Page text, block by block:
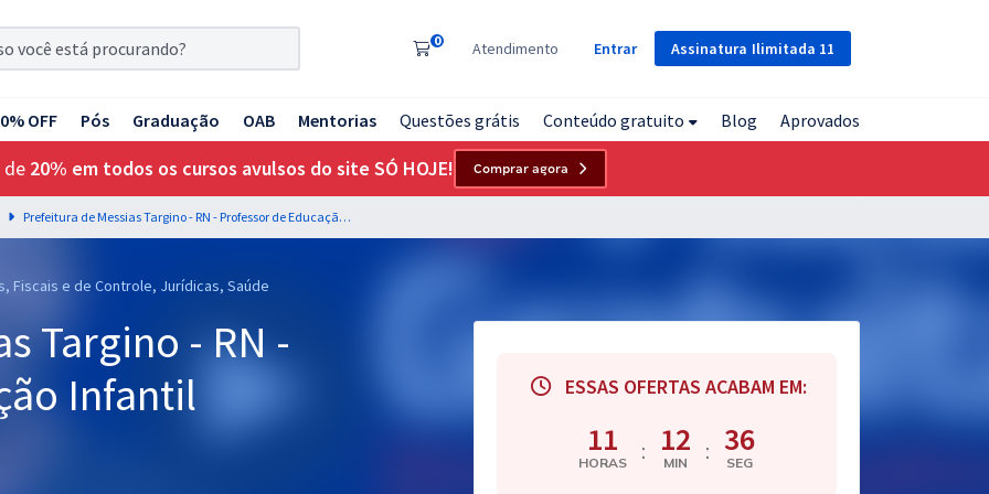
Assinatura Ilimitada 11
0 Atendimento Entrar
OFF Pós Graduação OAB Mentorias Questões grátis Conteúdo gratuito Blog Aprovados
de 20% em todos os cursos avulsos do site SÓ HOJE! Comprar agora
Prefeitura de Messias Targino - RN - Professor de Educação Infantil
Fiscais e de Controle, Jurídicas, Saúde
Targino - RN -
Infantil
ESSAS OFERTAS ACABAM EM:
11
HORAS : 12
MIN : 35
SEG